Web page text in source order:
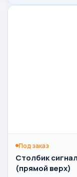
Под заказ
Столбик
(прямой верх)